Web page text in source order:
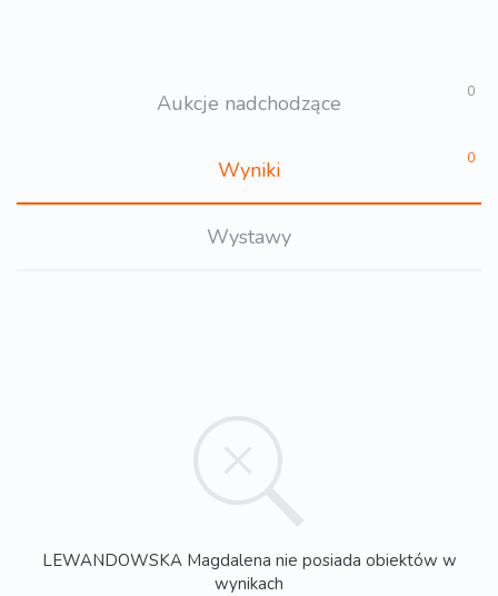
Aukcje nadchodzące 0
Wyniki 0
Wystawy
LEWANDOWSKA Magdalena nie posiada obiektów w
wynikach